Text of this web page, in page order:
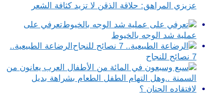
عزيزي المراهق: حلاقة الذقن لا تزيد كثافة الشعر
تعرفي على
عملية شد الوجه بالخيوط
الرضاعة الطبيعية..
7 نصائح للنجاح